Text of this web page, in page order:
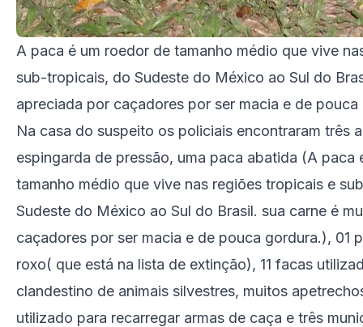
A paca é um roedor de tamanho médio que vive
sub-tropicais, do Sudeste do México ao Sul do
apreciada por caçadores por ser macia e de pouca
Na casa do suspeito os policiais encontraram três
espingarda de pressão, uma paca abatida (A paca
tamanho médio que vive nas regiões tropicais e
Sudeste do México ao Sul do Brasil. sua carne é
caçadores por ser macia e de pouca gordura.), 01
roxo( que está na lista de extinção), 11 facas
clandestino de animais silvestres, muitos
utilizado para recarregar armas de caça e três